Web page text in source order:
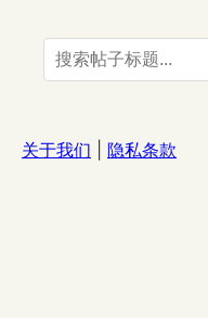
关于我们 隐私条款